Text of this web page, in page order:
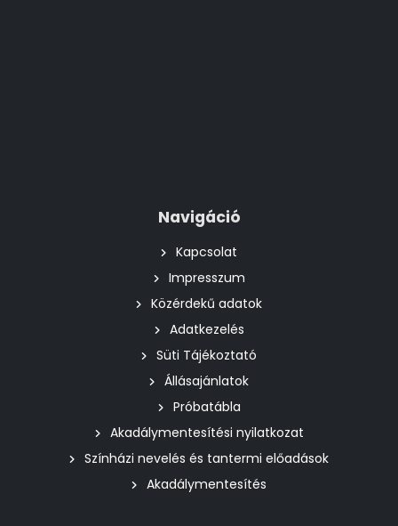
Navigáció
Kapcsolat
Impresszum
Közérdekű adatok
Adatkezelés
Süti Tájékoztató
Állásajánlatok
Próbatábla
Akadálymentesítési nyilatkozat
Színházi nevelés és tantermi előadások
Akadálymentesítés